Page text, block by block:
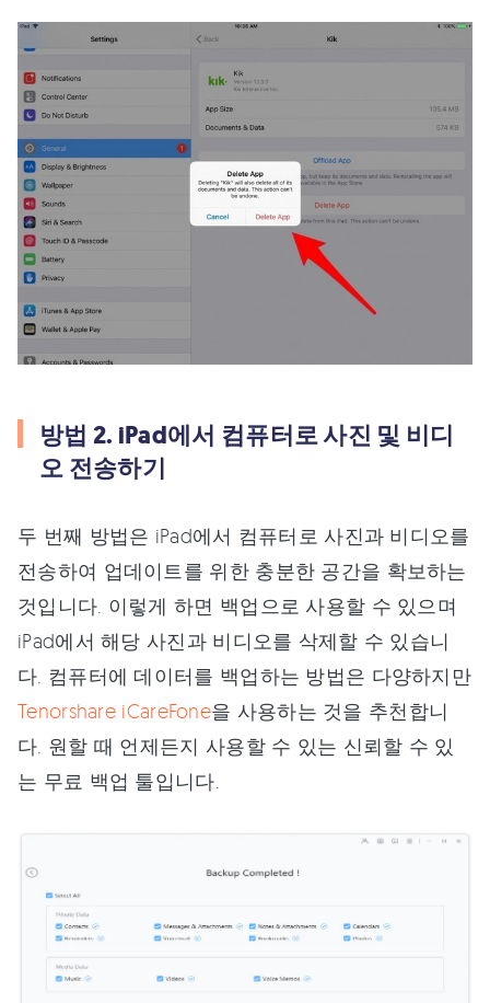
방법 2. iPad에서 컴퓨터로 사진 및 비디
오 전송하기
두 번째 방법은 iPad에서 컴퓨터로 사진과 비디오를
전송하여 업데이트를 위한 충분한 공간을 확보하는
것입니다. 이렇게 하면 백업으로 사용할 수 있으며
iPad에서 해당 사진과 비디오를 삭제할 수 있습니
다. 컴퓨터에 데이터를 백업하는 방법은 다양하지만
Tenorshare iCareFone을 사용하는 것을 추천합니
다. 원할 때 언제든지 사용할 수 있는 신뢰할 수 있
는 무료 백업 툴입니다.